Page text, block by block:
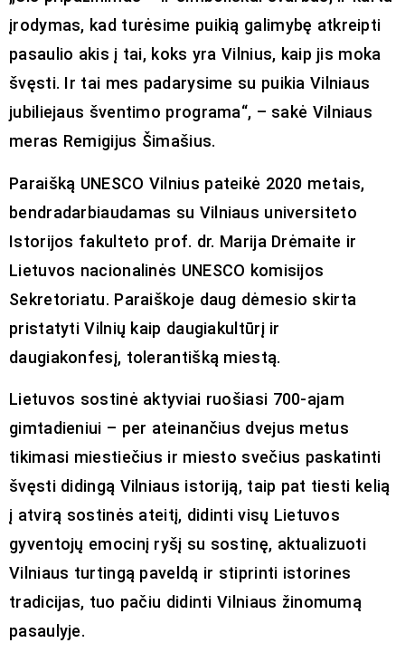
įrodymas, kad turėsime puikią galimybę atkreipti
pasaulio akis į tai, koks yra Vilnius, kaip jis moka
švęsti. Ir tai mes padarysime su puikia Vilniaus
jubiliejaus šventimo programa“, – sakė Vilniaus
meras Remigijus Šimašius.
Paraišką UNESCO Vilnius pateikė 2020 metais,
bendradarbiaudamas su Vilniaus universiteto
Istorijos fakulteto prof. dr. Marija Drėmaite ir
Lietuvos nacionalinės UNESCO komisijos
Sekretoriatu. Paraiškoje daug dėmesio skirta
pristatyti Vilnių kaip daugiakultūrį ir
daugiakonfesį, tolerantišką miestą.
Lietuvos sostinė aktyviai ruošiasi 700-ajam
gimtadieniui – per ateinančius dvejus metus
tikimasi miestiečius ir miesto svečius paskatinti
švęsti didingą Vilniaus istoriją, taip pat tiesti kelią
į atvirą sostinės ateitį, didinti visų Lietuvos
gyventojų emocinį ryšį su sostinę, aktualizuoti
Vilniaus turtingą paveldą ir stiprinti istorines
tradicijas, tuo pačiu didinti Vilniaus žinomumą
pasaulyje.